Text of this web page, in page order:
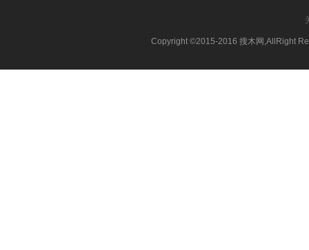
Copyright ©2015-2016 搜木网,AllRight